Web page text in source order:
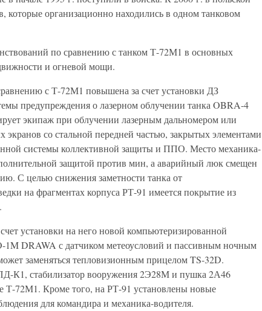
которые организационно находились в одном танковом
по сравнению с танком Т-72М1 в основных
и огневой мощи.
с Т-72М1 повышена за счет установки ДЗ
предупреждения о лазерном облучении танка OBRA-4
экипаж при облучении лазерным дальномером или
экранов со стальной передней частью, закрытых элементами
системы коллективной защиты и ППО. Место механика-
защитой против мин, а аварийный люк смещен
С целью снижения заметности танка от
на фрагментах корпуса РТ-91 имеется покрытие из
установки на него новой компьютеризированной
1M DRAWA с датчиком метеоусловий и пассивным ночным
заменяться тепловизионным прицелом TS-32D.
К1, стабилизатор вооружения 2Э28М и пушка 2А46
Т-72М1. Кроме того, на РТ-91 установлены новые
для командира и механика-водителя.